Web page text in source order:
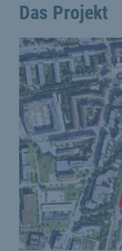
Das Projekt